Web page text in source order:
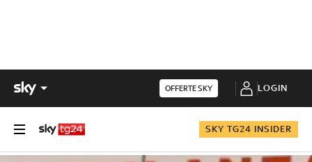
OFFERTE SKY LOGIN
SKY TG24 INSIDER